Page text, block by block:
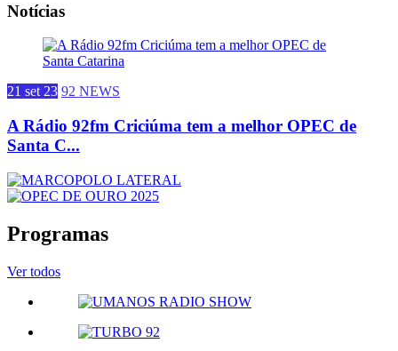
Notícias
21 set 23 92 NEWS
A Rádio 92fm Criciúma tem a melhor OPEC de
Santa C...
Programas
Ver todos